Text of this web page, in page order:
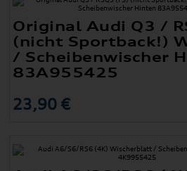
Original Audi Q3 /
(nicht Sportback!)
/ Scheibenwischer
83A955425
23,90 €